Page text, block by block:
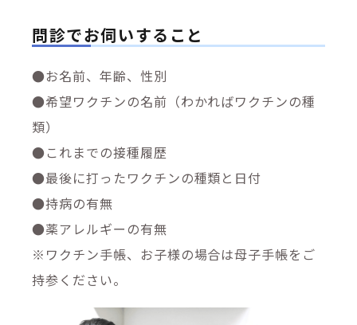
問診でお伺いすること
●お名前、年齢、性別
●希望ワクチンの名前（わかればワクチンの種
類）
●これまでの接種履歴
●最後に打ったワクチンの種類と日付
●持病の有無
●薬アレルギーの有無
※ワクチン手帳、お子様の場合は母子手帳をご
持参ください。